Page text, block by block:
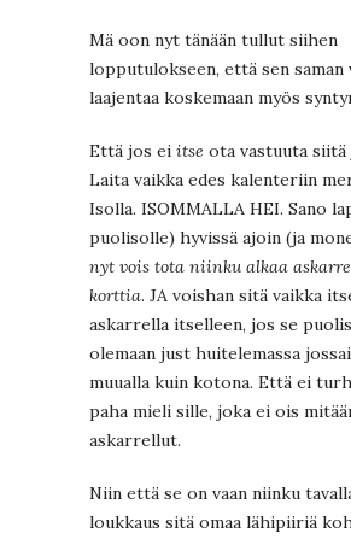
Mä oon nyt tänään tullut siihen
lopputulokseen, että sen saman
laajentaa koskemaan myös
Että jos ei itse ota vastuuta siitä
Laita vaikka edes kalenteriin
Isolla. ISOMMALLA HEI. Sano
puolisolle) hyvissä ajoin (ja
nyt vois tota niinku alkaa
korttia. JA voishan sitä vaikka
askarrella itselleen, jos se
olemaan just huitelemassa
muualla kuin kotona. Että ei
paha mieli sille, joka ei ois
askarrellut.
Niin että se on vaan niinku
loukkaus sitä omaa lähipiiriä